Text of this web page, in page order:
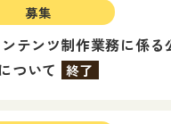
募集
テンツ制作業務に係る
ついて
終了